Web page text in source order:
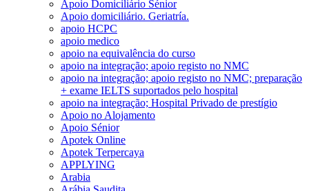
Apoio Domiciliário Sénior
Apoio domiciliário. Geriatría.
apoio HCPC
apoio medico
apoio na equivalência do curso
apoio na integração; apoio registo no NMC
apoio na integração; apoio registo no NMC; preparação
+ exame IELTS suportados pelo hospital
apoio na integração; Hospital Privado de prestígio
Apoio no Alojamento
Apoio Sénior
Apotek Online
Apotek Terpercaya
APPLYING
Arabia